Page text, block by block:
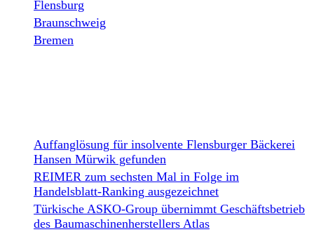
Flensburg
Braunschweig
Bremen
Auffanglösung für insolvente Flensburger Bäckerei
Hansen Mürwik gefunden
REIMER zum sechsten Mal in Folge im
Handelsblatt-Ranking ausgezeichnet
Türkische ASKO-Group übernimmt Geschäftsbetrieb
des Baumaschinenherstellers Atlas